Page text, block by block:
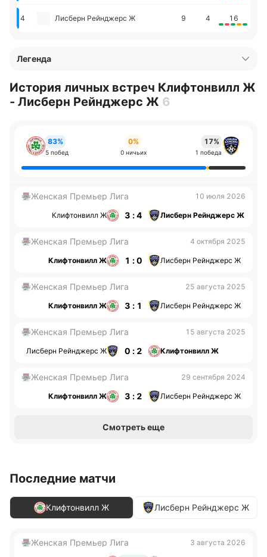
4 Лисберн Рейнджерс Ж 9 4 16
Легенда
История личных встреч Клифтонвилл Ж
- Лисберн Рейнджерс Ж 6
83%
5 побед
0%
0 ничьих
17%
1 победа
Женская Премьер Лига 10 июля 2026
Клифтонвилл Ж 3 : 4 Лисберн Рейнджерс Ж
Женская Премьер Лига 4 октября 2025
Клифтонвилл Ж 1 : 0 Лисберн Рейнджерс Ж
Женская Премьер Лига 25 августа 2025
Клифтонвилл Ж 3 : 1 Лисберн Рейнджерс Ж
Женская Премьер Лига 15 августа 2025
Лисберн Рейнджерс Ж 0 : 2 Клифтонвилл Ж
Женская Премьер Лига 29 сентября 2024
Клифтонвилл Ж 3 : 2 Лисберн Рейнджерс Ж
Смотреть еще
Последние матчи
Клифтонвилл Ж Лисберн Рейнджерс Ж
Женская Премьер Лига 3 августа 2026